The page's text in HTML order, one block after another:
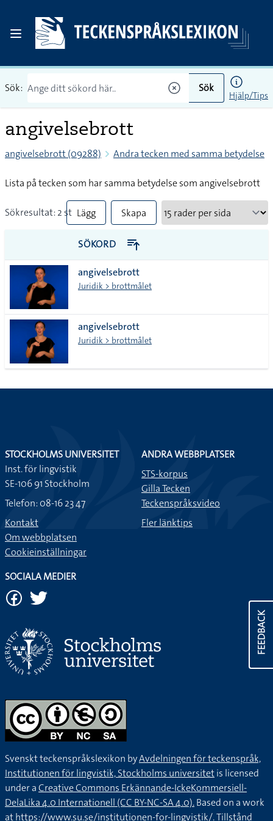
Sök: Sök
Hjälp/Tips
angivelsebrott
angivelsebrott (09288) Andra tecken med samma betydelse
Lista på tecken som har samma betydelse som angivelsebrott
Sökresultat: 2 st Lägg
till
alla i
lista
Skapa
PDF
SÖKORD
angivelsebrott
Juridik > brottmålet
angivelsebrott
Juridik > brottmålet
FEEDBACK
STOCKHOLMS UNIVERSITET
Inst. för lingvistik
SE-106 91 Stockholm
Telefon: 08-16 23 47
Kontakt
Om webbplatsen
Cookieinställningar
ANDRA WEBBPLATSER
STS-korpus
Gilla Tecken
Teckenspråksvideo
Fler länktips
SOCIALA MEDIER
Svenskt teckenspråkslexikon byAvdelningen för teckenspråk,
Institutionen för lingvistik, Stockholms universitetis licensed
under aCreative Commons Erkännande-IckeKommersiell-
DelaLika 4.0 Internationell (CC BY-NC-SA 4.0).Based on a work
athttps://www.su.se/institutionen-for-lingvistik/. Tillstånd